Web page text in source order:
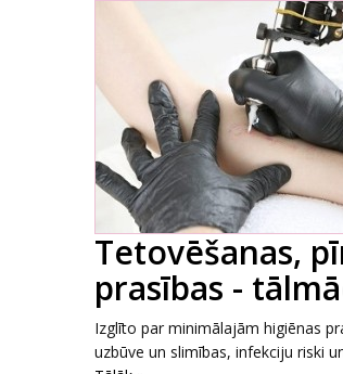
Tetovēšanas,
prasības -
Izglīto par minimālajām higiēnas
uzbūve un slimības, infekciju riski